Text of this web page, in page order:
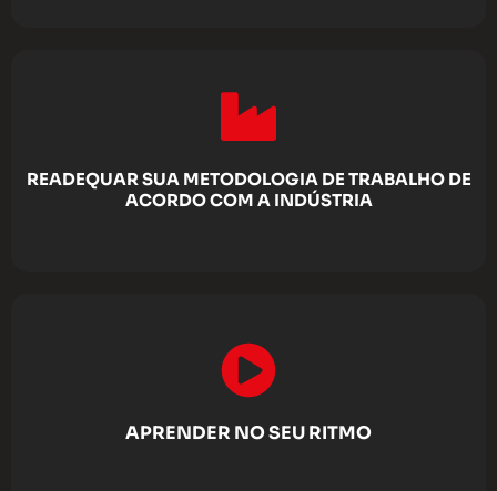
READEQUAR SUA METODOLOGIA DE TRABALHO DE
ACORDO COM A INDÚSTRIA
APRENDER NO SEU RITMO